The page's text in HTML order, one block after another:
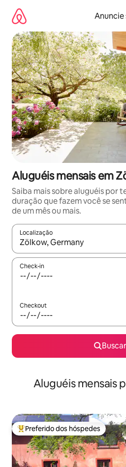
para
conteúdo
Anuncie
Aluguéis mensais em
Saiba mais sobre aluguéis por
duração que fazem você se
de um mês ou mais.
Localização
Quando os resultados
Check-in
Checkout
Buscar
Aluguéis mensais
Entre os melhores preferidos dos
Preferido dos hóspedes